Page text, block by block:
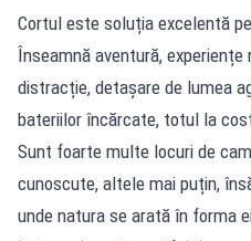
Cortul este soluția excelentă
Înseamnă aventură, experiențe
distracție, detașare de lumea
bateriilor încărcate, totul la
Sunt foarte multe locuri de
cunoscute, altele mai puțin,
unde natura se arată în forma